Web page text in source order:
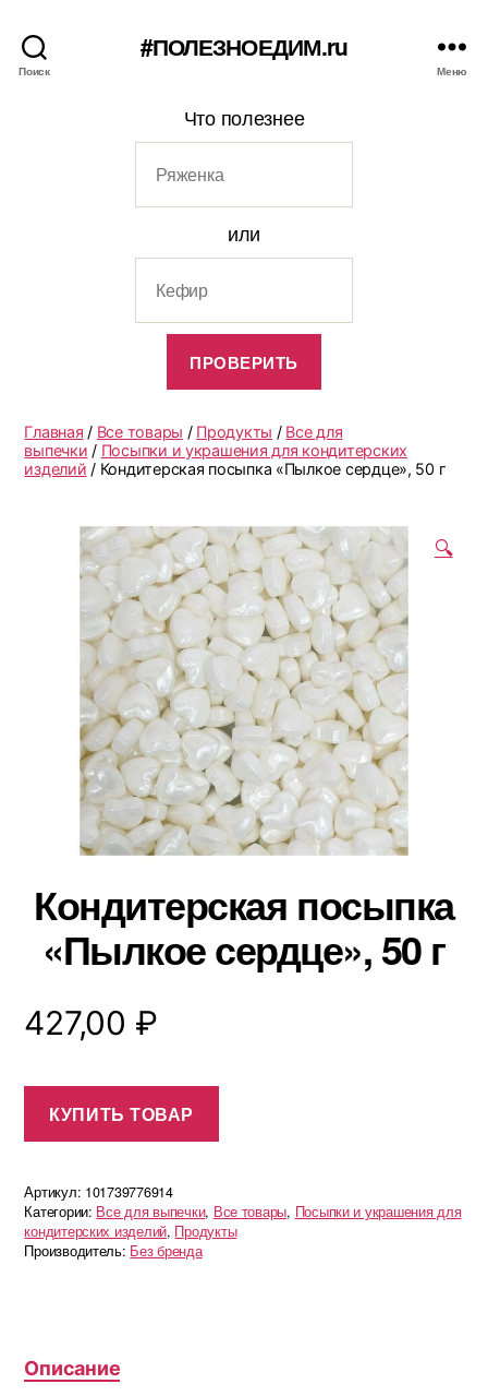
Поиск
#ПОЛЕЗНОЕДИМ.ru
Меню
Что полезнее
или
Главная / Все товары / Продукты / Все для
выпечки / Посыпки и украшения для кондитерских
изделий / Кондитерская посыпка «Пылкое сердце», 50 г
🔍
Кондитерская посыпка
«Пылкое сердце», 50 г
427,00 ₽
КУПИТЬ ТОВАР
Артикул: 101739776914
Категории: Все для выпечки, Все товары, Посыпки и украшения для
кондитерских изделий, Продукты
Производитель: Без бренда
Описание